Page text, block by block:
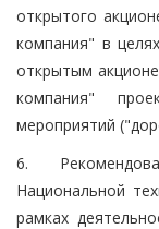
открытого
компания" в
открытым
компания"
мероприятий
6.
Национальной
рамках